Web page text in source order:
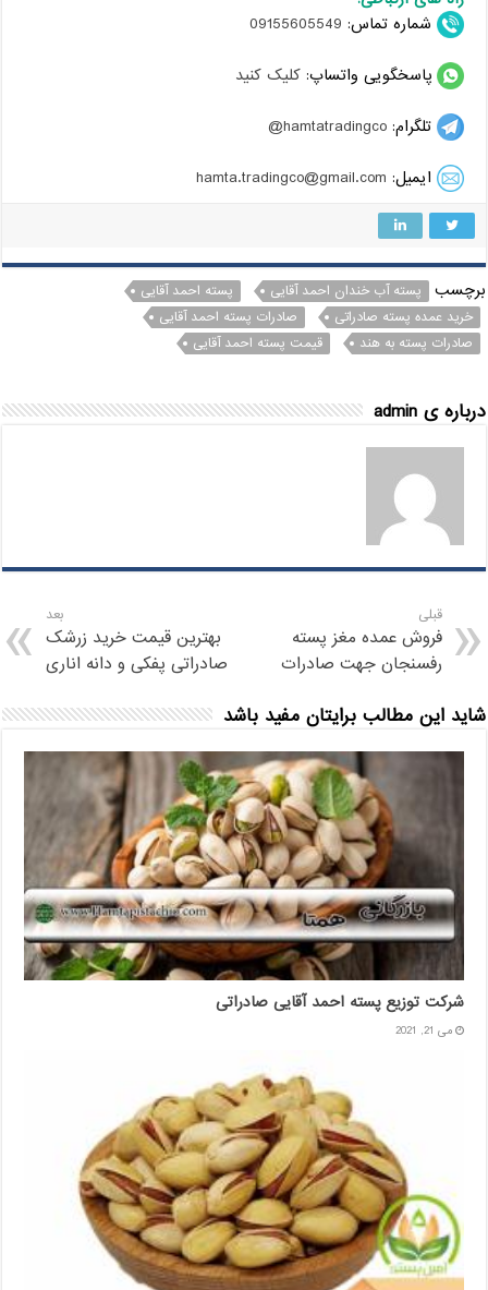
شماره تماس: 09155605549
پاسخگویی واتساپ:کلیک کنید
تلگرام:hamtatradingco@
ایمیل: hamta.tradingco@gmail.com
برچسب پسته آب خندان احمد آقایی
پسته احمد آقایی
خرید عمده پسته صادراتی
صادرات پسته احمد آقایی
صادرات پسته به هند
قیمت پسته احمد آقایی
درباره ی admin
قبلی
فروش عمده مغز پسته
رفسنجان جهت صادرات
بعد
بهترین قیمت خرید زرشک
صادراتی پفکی و دانه اناری
شاید این مطالب برایتان مفید باشد
شرکت توزیع پسته احمد آقایی صادراتی
می 21, 2021